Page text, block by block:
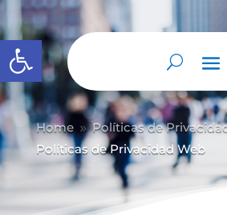
Abrir barra de herramientas
Home 9 Políticas de
Políticas de Privacidad Web